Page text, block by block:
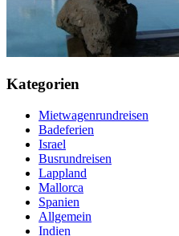
Kategorien
Mietwagenrundreisen
Badeferien
Israel
Busrundreisen
Lappland
Mallorca
Spanien
Allgemein
Indien